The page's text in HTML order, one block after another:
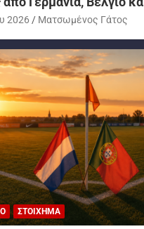
2026 Ματσωμένος Γάτος
ΣΤΟΊΧΗΜΑ